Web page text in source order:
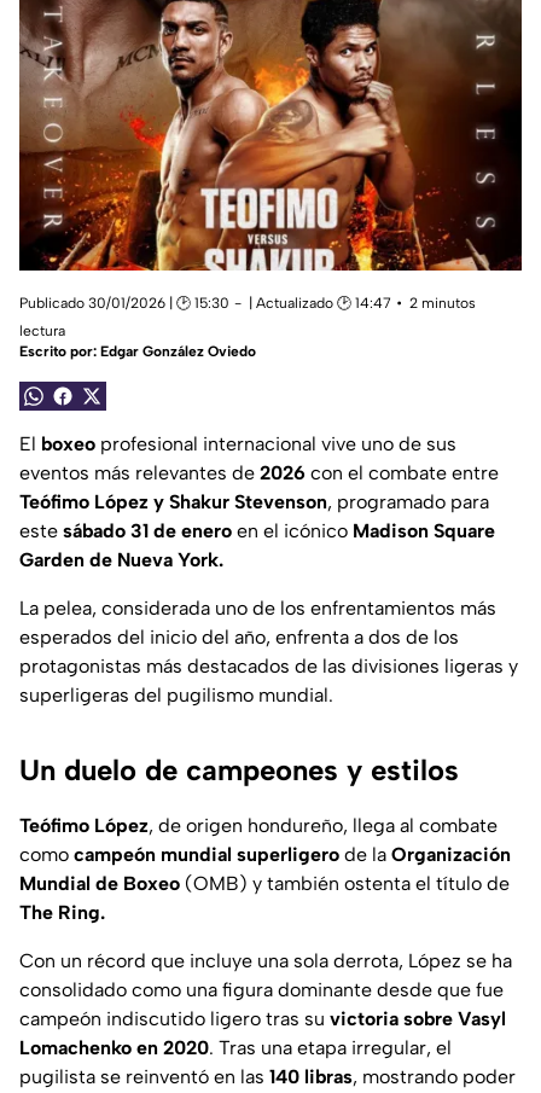
Publicado 30/01/2026 | 🕑 15:30 | Actualizado 🕑 14:47
2 minutos
lectura
Escrito por: Edgar González Oviedo
El boxeo profesional internacional vive uno de sus
eventos más relevantes de 2026 con el combate entre
Teófimo López y Shakur Stevenson, programado para
este sábado 31 de enero en el icónico Madison Square
Garden de Nueva York.
La pelea, considerada uno de los enfrentamientos más
esperados del inicio del año, enfrenta a dos de los
protagonistas más destacados de las divisiones ligeras y
superligeras del pugilismo mundial.
Un duelo de campeones y estilos
Teófimo López, de origen hondureño, llega al combate
como campeón mundial superligero de la Organización
Mundial de Boxeo (OMB) y también ostenta el título de
The Ring.
Con un récord que incluye una sola derrota, López se ha
consolidado como una figura dominante desde que fue
campeón indiscutido ligero tras su victoria sobre Vasyl
Lomachenko en 2020. Tras una etapa irregular, el
pugilista se reinventó en las 140 libras, mostrando poder